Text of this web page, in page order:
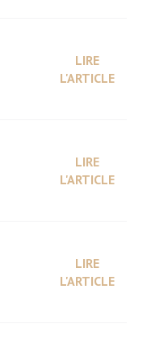
LIRE
L'ARTICLE
LIRE
L'ARTICLE
LIRE
L'ARTICLE